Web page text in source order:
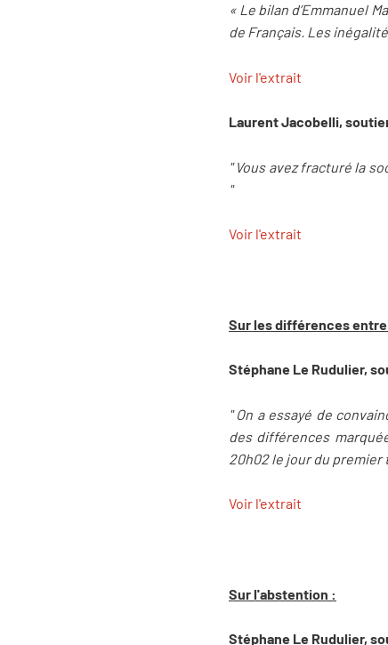
« Le bilan d’Emmanuel
de Français. Les
Voir l'extrait
Laurent Jacobelli,
" Vous avez fracturé la
"
Voir l'extrait
Sur les différences entre
Stéphane Le Rudulier,
" On a essayé de
des différences
20h02 le jour du premier
Voir l'extrait
Sur l'abstention :
Stéphane Le Rudulier,